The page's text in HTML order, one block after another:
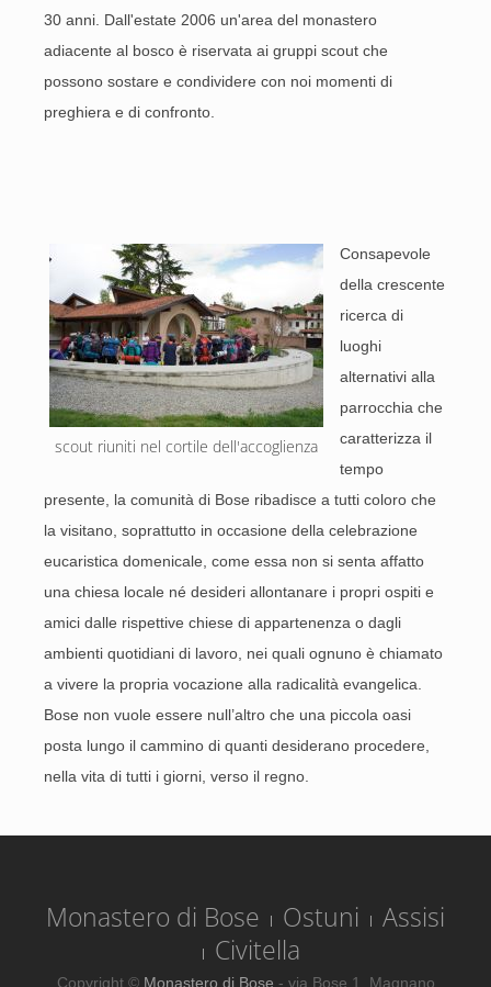
30 anni. Dall'estate 2006 un'area del monastero
adiacente al bosco è riservata ai gruppi scout che
possono sostare e condividere con noi momenti di
preghiera e di confronto.
scout riuniti nel cortile dell'accoglienza
Consapevole
della crescente
ricerca di
luoghi
alternativi alla
parrocchia che
caratterizza il
tempo
presente, la comunità di Bose ribadisce a tutti coloro che
la visitano, soprattutto in occasione della celebrazione
eucaristica domenicale, come essa non si senta affatto
una chiesa locale né desideri allontanare i propri ospiti e
amici dalle rispettive chiese di appartenenza o dagli
ambienti quotidiani di lavoro, nei quali ognuno è chiamato
a vivere la propria vocazione alla radicalità evangelica.
Bose non vuole essere null’altro che una piccola oasi
posta lungo il cammino di quanti desiderano procedere,
nella vita di tutti i giorni, verso il regno.
Monastero di Bose Ostuni
Assisi
Civitella
Copyright © Monastero di Bose - via Bose 1, Magnano